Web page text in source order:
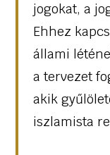
jogokat, a
Ehhez
állami
a tervezet
akik
iszlamista